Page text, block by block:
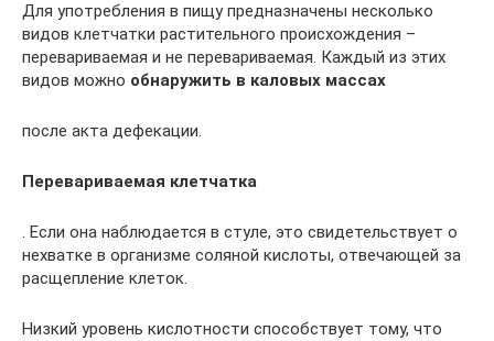
Для употребления в пищу предназначены несколько
видов клетчатки растительного происхождения –
перевариваемая и не перевариваемая. Каждый из этих
видов можно обнаружить в каловых массах
после акта дефекации.
Перевариваемая клетчатка
. Если она наблюдается в стуле, это свидетельствует о
нехватке в организме соляной кислоты, отвечающей за
расщепление клеток.
Низкий уровень кислотности способствует тому, что